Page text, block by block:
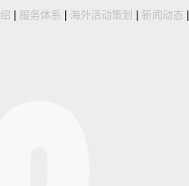
服务体系 海外活动策划 新闻动态